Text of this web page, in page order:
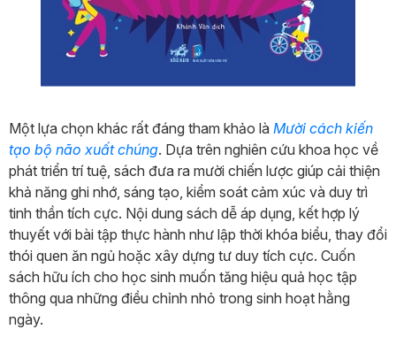
Một lựa chọn khác rất đáng tham khảo là Mười cách kiến
tạo bộ não xuất chúng. Dựa trên nghiên cứu khoa học về
phát triển trí tuệ, sách đưa ra mười chiến lược giúp cải thiện
khả năng ghi nhớ, sáng tạo, kiểm soát cảm xúc và duy trì
tinh thần tích cực. Nội dung sách dễ áp dụng, kết hợp lý
thuyết với bài tập thực hành như lập thời khóa biểu, thay đổi
thói quen ăn ngủ hoặc xây dựng tư duy tích cực. Cuốn
sách hữu ích cho học sinh muốn tăng hiệu quả học tập
thông qua những điều chỉnh nhỏ trong sinh hoạt hằng
ngày.